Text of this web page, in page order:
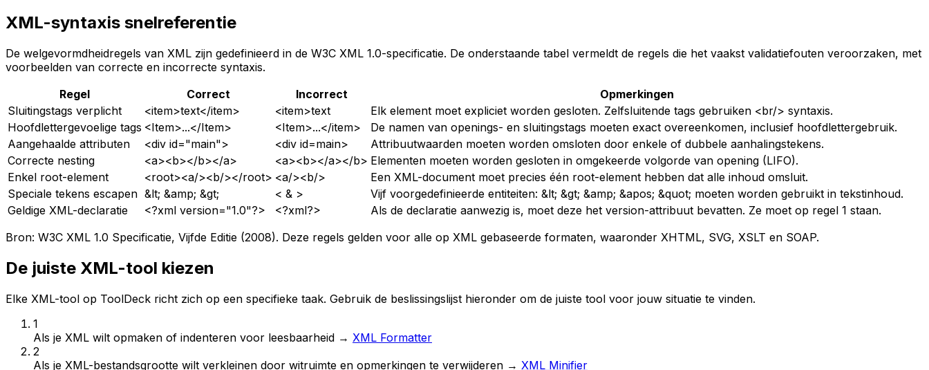
XML-syntaxis snelreferentie
De welgevormdheidregels van XML zijn gedefinieerd in de W3C XML 1.0-specificatie. De onderstaande tabel vermeldt de regels die het vaakst validatiefouten veroorzaken, met
voorbeelden van correcte en incorrecte syntaxis.
Regel
Correct Incorrect
Opmerkingen
Sluitingstags verplicht
<item>text</item> <item>text
Elk element moet expliciet worden gesloten. Zelfsluitende tags gebruiken <br/> syntaxis.
Hoofdlettergevoelige tags <Item>...</Item> <Item>...</item>
De namen van openings- en sluitingstags moeten exact overeenkomen, inclusief hoofdlettergebruik.
Aangehaalde attributen
<div id="main"> <div id=main>
Attribuutwaarden moeten worden omsloten door enkele of dubbele aanhalingstekens.
Correcte nesting
<a><b></b></a> <a><b></a></b> Elementen moeten worden gesloten in omgekeerde volgorde van opening (LIFO).
Enkel root-element
<root><a/><b/></root> <a/><b/>
Een XML-document moet precies één root-element hebben dat alle inhoud omsluit.
Speciale tekens escapen &lt; &amp; &gt; < & >
Vijf voorgedefinieerde entiteiten: &lt; &gt; &amp; &apos; &quot; moeten worden gebruikt in tekstinhoud.
Geldige XML-declaratie
<?xml version="1.0"?> <?xml?>
Als de declaratie aanwezig is, moet deze het version-attribuut bevatten. Ze moet op regel 1 staan.
Bron: W3C XML 1.0 Specificatie, Vijfde Editie (2008). Deze regels gelden voor alle op XML gebaseerde formaten, waaronder XHTML, SVG, XSLT en SOAP.
De juiste XML-tool kiezen
Elke XML-tool op ToolDeck richt zich op een specifieke taak. Gebruik de beslissingslijst hieronder om de juiste tool voor jouw situatie te vinden.
1
Als je XML wilt opmaken of indenteren voor leesbaarheid → XML Formatter
2
Als je XML-bestandsgrootte wilt verkleinen door witruimte en opmerkingen te verwijderen → XML Minifier